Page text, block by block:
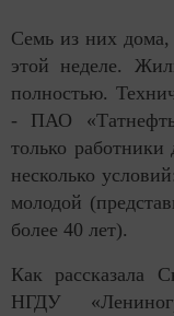
Семь из них дома,
этой неделе.
полностью.
- ПАО
только
несколько
молодой
более 40 лет).
Как рассказала
НГДУ